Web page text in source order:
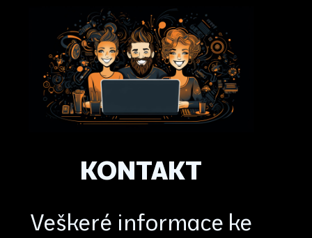
KONTAKT
Veškeré informace ke